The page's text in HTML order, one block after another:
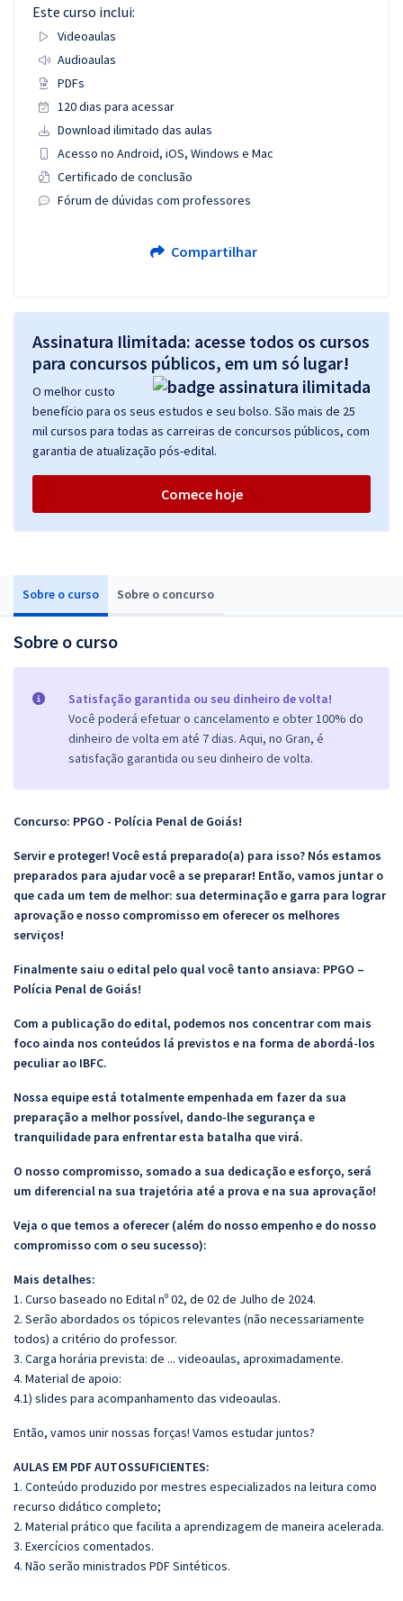
Sobre o curso Sobre o concurso
Sobre o curso
Satisfação garantida ou seu dinheiro de volta!
Você poderá efetuar o cancelamento e obter 100% do
dinheiro de volta em até 7 dias. Aqui, no Gran, é
satisfação garantida ou seu dinheiro de volta.
Concurso: PPGO - Polícia Penal de Goiás!
Servir e proteger! Você está preparado(a) para isso? Nós estamos
preparados para ajudar você a se preparar! Então, vamos juntar o
que cada um tem de melhor: sua determinação e garra para lograr
aprovação e nosso compromisso em oferecer os melhores
serviços!
Finalmente saiu o edital pelo qual você tanto ansiava: PPGO –
Polícia Penal de Goiás!
Com a publicação do edital, podemos nos concentrar com mais
foco ainda nos conteúdos lá previstos e na forma de abordá-los
peculiar ao IBFC.
Nossa equipe está totalmente empenhada em fazer da sua
preparação a melhor possível, dando-lhe segurança e
tranquilidade para enfrentar esta batalha que virá.
O nosso compromisso, somado a sua dedicação e esforço, será
um diferencial na sua trajetória até a prova e na sua aprovação!
Veja o que temos a oferecer (além do nosso empenho e do nosso
compromisso com o seu sucesso):
Mais detalhes:
1. Curso baseado no Edital nº 02, de 02 de Julho de 2024.
2. Serão abordados os tópicos relevantes (não necessariamente
todos) a critério do professor.
3. Carga horária prevista: de ... videoaulas, aproximadamente.
4. Material de apoio:
4.1) slides para acompanhamento das videoaulas.
Então, vamos unir nossas forças! Vamos estudar juntos?
AULAS EM PDF AUTOSSUFICIENTES:
1. Conteúdo produzido por mestres especializados na leitura como
recurso didático completo;
2. Material prático que facilita a aprendizagem de maneira acelerada.
3. Exercícios comentados.
4. Não serão ministrados PDF Sintéticos.
Este curso inclui:
Videoaulas
Audioaulas
PDFs
120 dias para acessar
Download ilimitado das aulas
Acesso no Android, iOS, Windows e Mac
Certificado de conclusão
Fórum de dúvidas com professores
Compartilhar
Assinatura Ilimitada: acesse todos os cursos
para concursos públicos, em um só lugar!
O melhor custo
benefício para os seus estudos e seu bolso. São mais de 25
mil cursos para todas as carreiras de concursos públicos, com
garantia de atualização pós-edital.
Comece hoje